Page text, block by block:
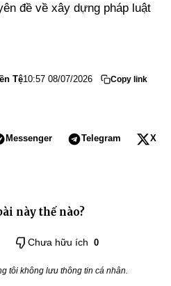
đề về xây dựng pháp luật
Tệ10:57 08/07/2026 Copy link
Messenger Telegram X
này thế nào?
Chưa hữu ích 0
tôi không lưu thông tin cá nhân.